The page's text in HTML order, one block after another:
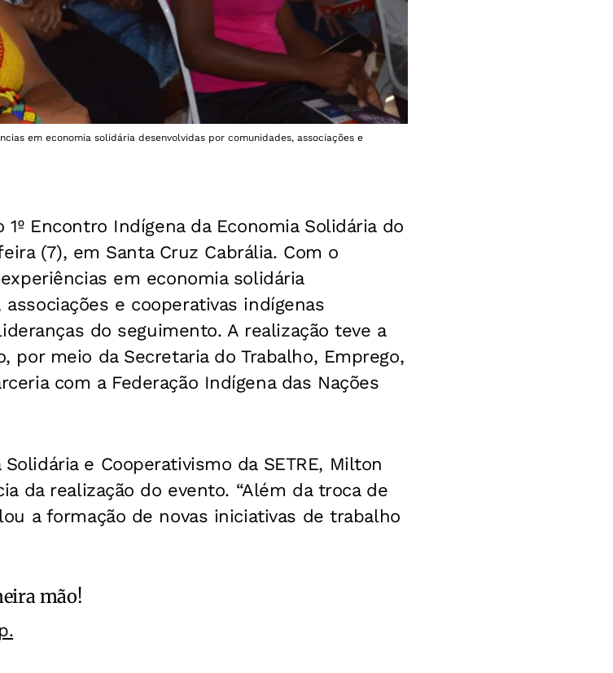
em economia solidária desenvolvidas por comunidades, associações e
Encontro Indígena da Economia Solidária do
(7), em Santa Cruz Cabrália. Com o
em economia solidária
e cooperativas indígenas
do seguimento. A realização teve a
por meio da Secretaria do Trabalho, Emprego,
com a Federação Indígena das Nações
e Cooperativismo da SETRE, Milton
da realização do evento. “Além da troca de
a formação de novas iniciativas de trabalho
mão!